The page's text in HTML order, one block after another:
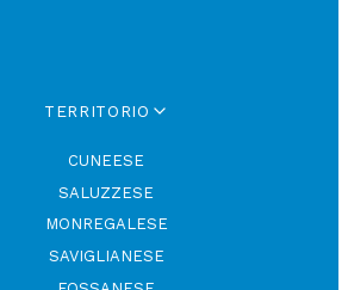
TERRITORIO
CUNEESE
SALUZZESE
MONREGALESE
SAVIGLIANESE